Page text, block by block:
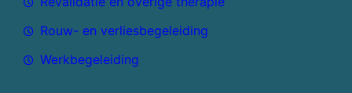
Rouw- en verliesbegeleiding
Werkbegeleiding